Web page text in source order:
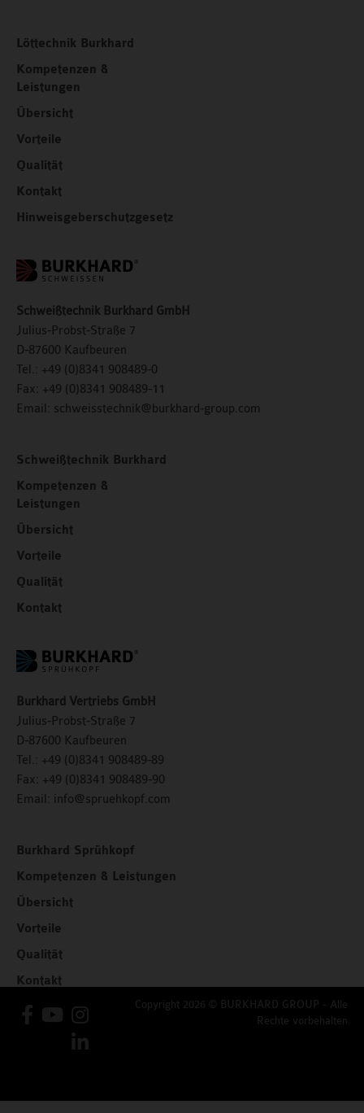
Löttechnik Burkhard
Kompetenzen &
Leistungen
Übersicht
Vorteile
Qualität
Kontakt
Hinweisgeberschutzgesetz
Schweißtechnik Burkhard GmbH
Julius-Probst-Straße 7
D-87600 Kaufbeuren
Tel.: +49 (0)8341 908489-0
Fax: +49 (0)8341 908489-11
Email: schweisstechnik@burkhard-group.com
Schweißtechnik Burkhard
Kompetenzen &
Leistungen
Übersicht
Vorteile
Qualität
Kontakt
Burkhard Vertriebs GmbH
Julius-Probst-Straße 7
D-87600 Kaufbeuren
Tel.: +49 (0)8341 908489-89
Fax: +49 (0)8341 908489-90
Email: info@spruehkopf.com
Burkhard Sprühkopf
Kompetenzen & Leistungen
Übersicht
Vorteile
Qualität
Kontakt
Copyright 2026 © BURKHARD GROUP - Alle
Rechte vorbehalten